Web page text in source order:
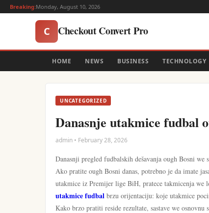
Breaking:Monday, August 10, 2026
C Checkout Convert Pro
HOME NEWS BUSINESS TECHNOLOGY
UNCATEGORIZED
Danasnje utakmice fudbal
admin • February 28, 2026
Danasnji pregled fudbalskih dešavanja ough Bosni we
Ako pratite ough Bosni danas, potrebno je da imate
utakmice iz Premijer lige BiH, pratece takmicenja we
utakmice fudbal brzu orijentaciju: koje utakmice
Kako brzo pratiti reside rezultate, sastave we osnovnu